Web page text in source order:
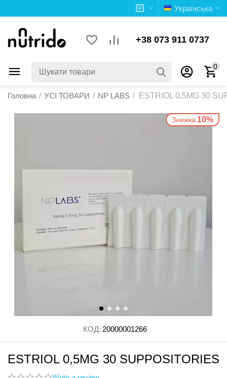
Українська
+38 073 911 0737
0
Головна / УСІ ТОВАРИ / NP LABS / ESTRIOL 0,5MG 30
Знижка 10%
КОД: 20000001266
ESTRIOL 0,5MG 30 SUPPOSITORIES